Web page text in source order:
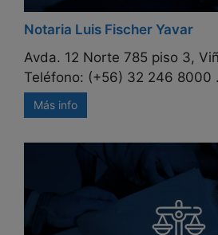
Notaria Luis Fischer Yavar
Avda. 12 Norte 785 piso 3,
Teléfono: (+56) 32 246 8000
Más info